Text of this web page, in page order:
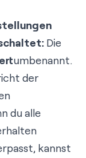
Die
umbenannt.
der
du alle
kannst